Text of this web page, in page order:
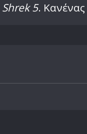
Shrek 5.